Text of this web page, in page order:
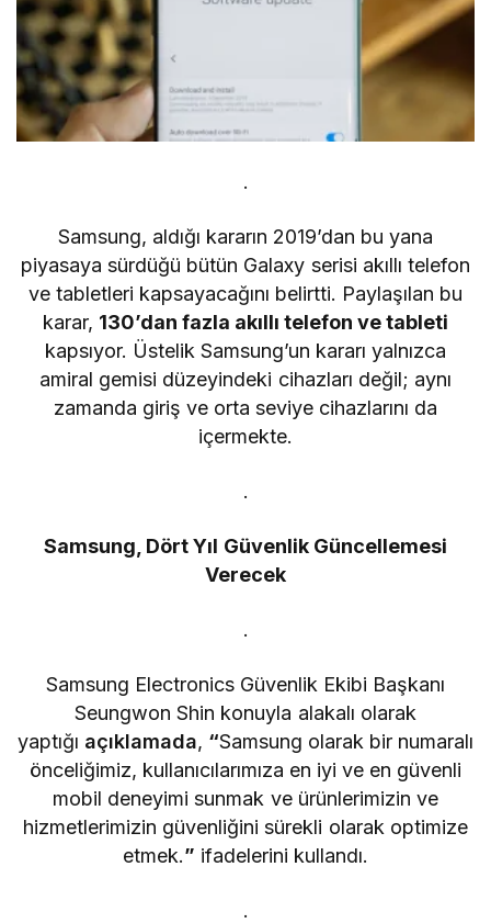
.
Samsung, aldığı kararın 2019’dan bu yana
piyasaya sürdüğü bütün Galaxy serisi akıllı telefon
ve tabletleri kapsayacağını belirtti. Paylaşılan bu
karar, 130’dan fazla akıllı telefon ve tableti
kapsıyor. Üstelik Samsung’un kararı yalnızca
amiral gemisi düzeyindeki cihazları değil; aynı
zamanda giriş ve orta seviye cihazlarını da
içermekte.
.
Samsung, Dört Yıl Güvenlik Güncellemesi
Verecek
.
Samsung Electronics Güvenlik Ekibi Başkanı
Seungwon Shin konuyla alakalı olarak
yaptığı açıklamada, “Samsung olarak bir numaralı
önceliğimiz, kullanıcılarımıza en iyi ve en güvenli
mobil deneyimi sunmak ve ürünlerimizin ve
hizmetlerimizin güvenliğini sürekli olarak optimize
etmek.” ifadelerini kullandı.
.